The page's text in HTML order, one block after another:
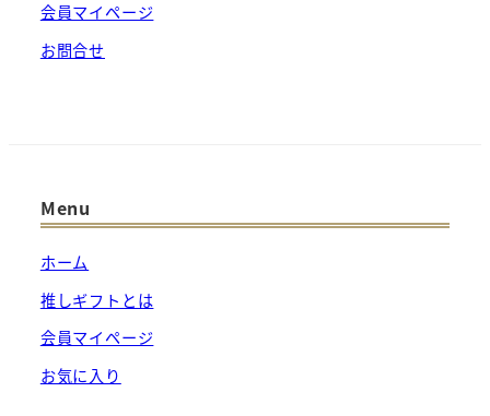
会員マイページ
お問合せ
Menu
ホーム
推しギフトとは
会員マイページ
お気に入り